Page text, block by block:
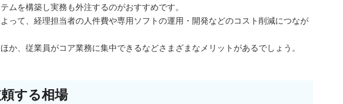
ムを構築し実務も外注するのがおすすめです。
って、経理担当者の人件費や専用ソフトの運用・開発などのコスト削減につなが
か、従業員がコア業務に集中できるなどさまざまなメリットがあるでしょう。
する相場